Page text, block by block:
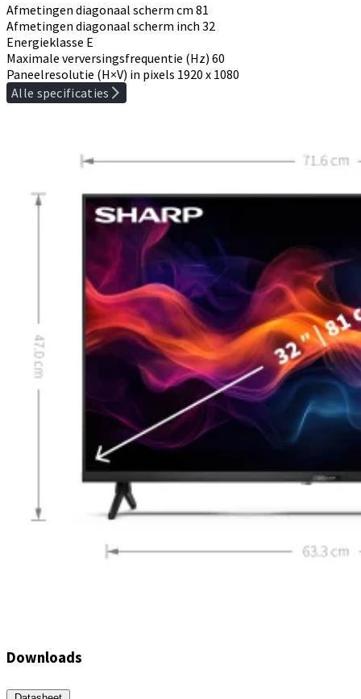
Afmetingen diagonaal scherm cm 81
Afmetingen diagonaal scherm inch 32
Energieklasse E
Maximale verversingsfrequentie (Hz) 60
Paneelresolutie (H×V) in pixels 1920 x 1080
Alle specificaties
Downloads